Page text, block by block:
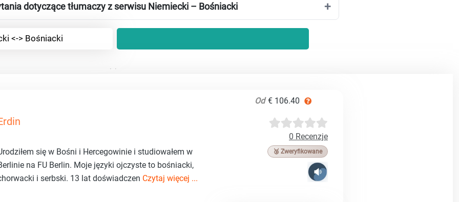
dotyczące tłumaczy z serwisu Niemiecki – Bośniacki
<-> Bośniacki
Od€ 106.40
0 Recenzje
🥉 Zweryfikowane
się w Bośni i Hercegowinie i studiowałem w
na FU Berlin. Moje języki ojczyste to bośniacki,
i serbski. 13 lat doświadczen Czytaj więcej ...